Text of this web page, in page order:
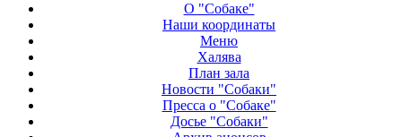
О "Собаке"
Наши координаты
Меню
Халява
План зала
Новости "Собаки"
Пресса о "Собаке"
Досье "Собаки"